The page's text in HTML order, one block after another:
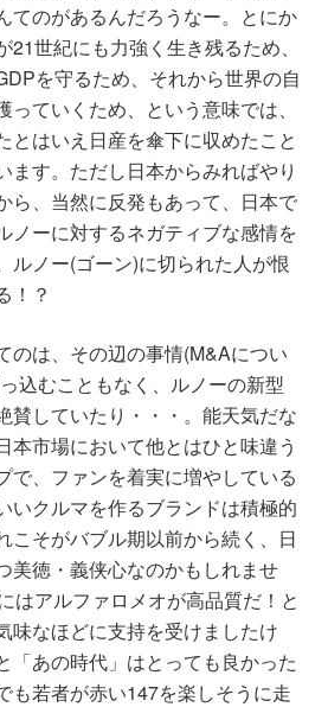
てのがあるんだろうなー。とにか
21世紀にも力強く生き残るため、
を守るため、それから世界の自
ていくため、という意味では、
とはいえ日産を傘下に収めたこと
ます。ただし日本からみればやり
ら、当然に反発もあって、日本で
ノーに対するネガティブな感情を
ルノー(ゴーン)に切られた人が恨
！？
のは、その辺の事情(M&Aについ
込むこともなく、ルノーの新型
賛していたり・・・。能天気だな
本市場において他とはひと味違う
で、ファンを着実に増やしている
いクルマを作るブランドは積極的
こそがバブル期以前から続く、日
美徳・義侠心なのかもしれませ
はアルファロメオが高品質だ！と
味なほどに支持を受けましたけ
「あの時代」はとっても良かった
も若者が赤い147を楽しそうに走